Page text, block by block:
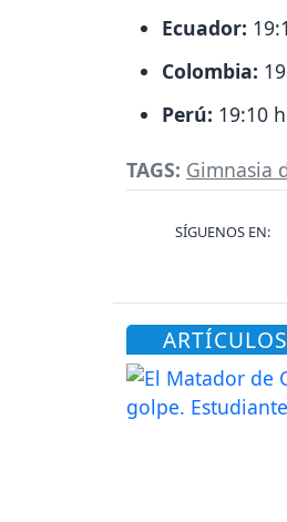
Ecuador:
Colombia:
Perú: 19:10
TAGS: Gimnasia
SÍGUENOS EN: